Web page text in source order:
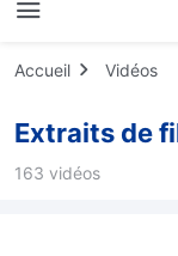
Accueil Vidéos
Extraits de
163 vidéos